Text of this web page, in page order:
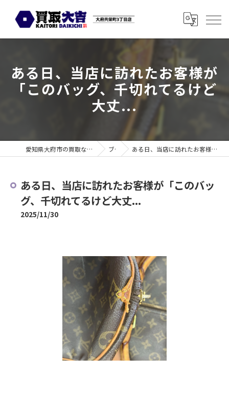
ある日、当店に訪れたお客様が
「このバッグ、千切れてるけど
大丈...
愛知県大府市の買取なら買取大吉 大府共栄町3丁目店 ブログ ある日、当店に訪れたお客様が「このバッグ、千切れてるけど大丈...
ある日、当店に訪れたお客様が「このバッ
グ、千切れてるけど大丈...
2025/11/30